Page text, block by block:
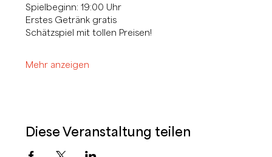
Spielbeginn: 19:00 Uhr
Erstes Getränk gratis
Schätzspiel mit tollen Preisen!
Mehr anzeigen
Diese Veranstaltung teilen